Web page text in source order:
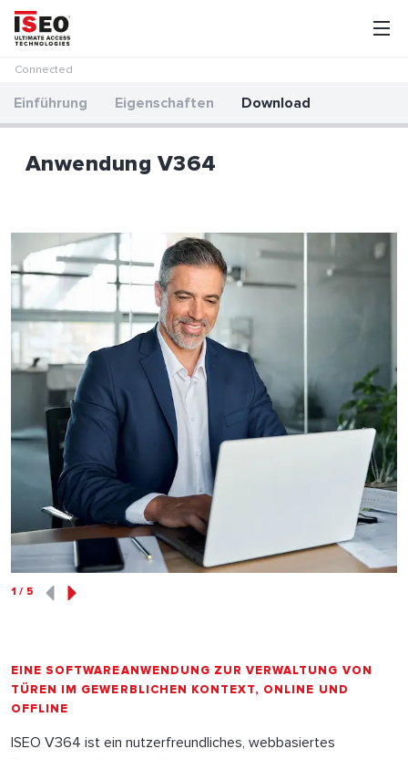
Connected
Einführung Eigenschaften Download
Anwendung V364
1 / 5
EINE SOFTWAREANWENDUNG ZUR VERWALTUNG VON
TÜREN IM GEWERBLICHEN KONTEXT, ONLINE UND
OFFLINE
ISEO V364 ist ein nutzerfreundliches, webbasiertes